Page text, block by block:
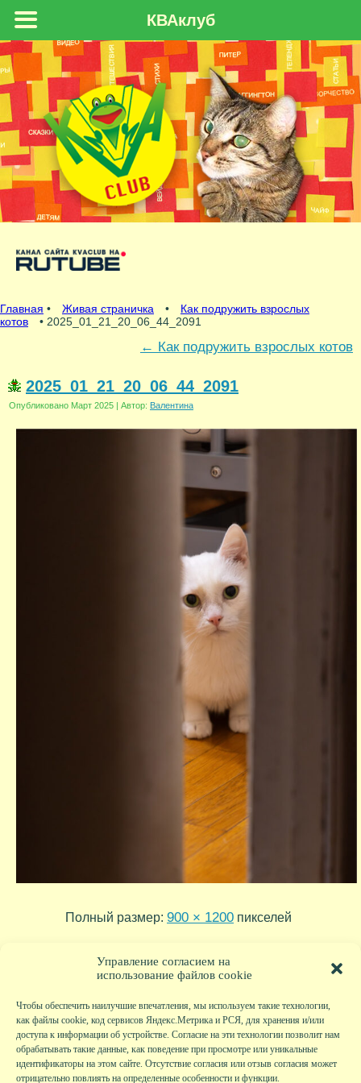
Управление согласием на
использование файлов cookie
Чтобы обеспечить наилучшие впечатления, мы используем такие технологии,
как файлы cookie, код сервисов Яндекс.Метрика и РСЯ, для хранения и/или
доступа к информации об устройстве. Согласие на эти технологии позволит нам
обрабатывать такие данные, как поведение при просмотре или уникальные
идентификаторы на этом сайте. Отсутствие согласия или отзыв согласия может
отрицательно повлиять на определенные особенности и функции.
Главная • Живая страничка •
Как подружить взрослых
котов
• 2025_01_21_20_06_44_2091
← Как подружить взрослых котов
2025_01_21_20_06_44_2091
Опубликовано Март 2025 | Автор: Валентина
Полный размер: 900 × 1200 пикселей
КВАклуб